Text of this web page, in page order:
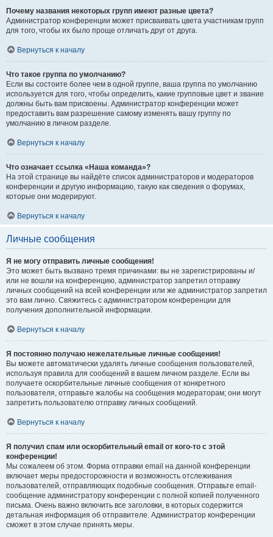
Почему названия некоторых групп имеют разные цвета?
Администратор конференции может присваивать цвета участникам групп
для того, чтобы их было проще отличать друг от друга.
Вернуться к началу
Что такое группа по умолчанию?
Если вы состоите более чем в одной группе, ваша группа по умолчанию
используется для того, чтобы определить, какие групповые цвет и звание
должны быть вам присвоены. Администратор конференции может
предоставить вам разрешение самому изменять вашу группу по
умолчанию в личном разделе.
Вернуться к началу
Что означает ссылка «Наша команда»?
На этой странице вы найдёте список администраторов и модераторов
конференции и другую информацию, такую как сведения о форумах,
которые они модерируют.
Вернуться к началу
Личные сообщения
Я не могу отправить личные сообщения!
Это может быть вызвано тремя причинами: вы не зарегистрированы и/
или не вошли на конференцию, администратор запретил отправку
личных сообщений на всей конференции или же администратор запретил
это вам лично. Свяжитесь с администратором конференции для
получения дополнительной информации.
Вернуться к началу
Я постоянно получаю нежелательные личные сообщения!
Вы можете автоматически удалять личные сообщения пользователей,
используя правила для сообщений в вашем личном разделе. Если вы
получаете оскорбительные личные сообщения от конкретного
пользователя, отправьте жалобы на сообщения модераторам; они могут
запретить пользователю отправку личных сообщений.
Вернуться к началу
Я получил спам или оскорбительный email от кого-то с этой
конференции!
Мы сожалеем об этом. Форма отправки email на данной конференции
включает меры предосторожности и возможность отслеживания
пользователей, отправляющих подобные сообщения. Отправьте email-
сообщение администратору конференции с полной копией полученного
письма. Очень важно включить все заголовки, в которых содержится
детальная информация об отправителе. Администратор конференции
сможет в этом случае принять меры.